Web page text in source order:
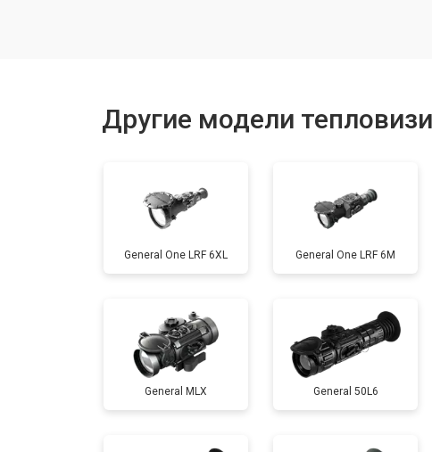
Другие модели
General One LRF 6XL General One LRF 6M
General MLX General 50L6